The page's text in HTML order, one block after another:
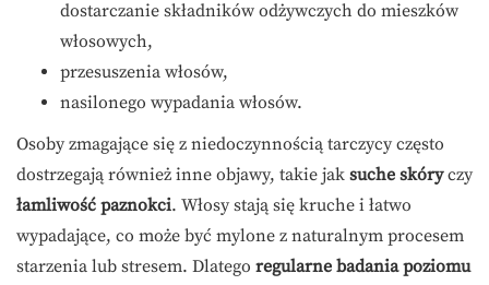
dostarczanie składników odżywczych do mieszków
włosowych,
przesuszenia włosów,
nasilonego wypadania włosów.
Osoby zmagające się z niedoczynnością tarczycy często
dostrzegają również inne objawy, takie jak suche skóryczy
łamliwość paznokci. Włosy stają się kruche i łatwo
wypadające, co może być mylone z naturalnym procesem
starzenia lub stresem. Dlatego regularne badania poziomu